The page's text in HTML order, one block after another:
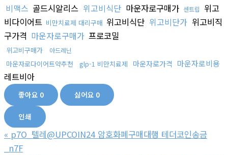
비맥스 골드시알리스 위고비식단 마운자로구매가 센트립
위고
비다이어트 비만치료제 대리구매 위고비식단 위고비단가 위고비직
구가격 마운자로구매가 프로코밀
위고비구매가 아드레닌
마운자로다이어트약추천 glp-1 비만치료제 마운자로가격 마운자로비용
레트비아
좋아요 0 싫어요 0
인쇄
« p7O_텔레@UPCOIN24 암호화폐구매대행 테더코인송금
_n7F